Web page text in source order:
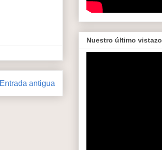
Entrada antigua
Nuestro último vistazo